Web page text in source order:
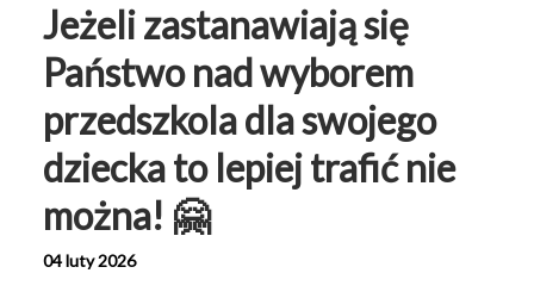
NASZE PRZEDSZKOLE
DLA RODZICA
GALERIA
KONTAKT
Jeżeli zastanawiają się
Państwo nad wyborem
przedszkola dla swojego
dziecka to lepiej trafić nie
można! 🤗
04 luty 2026